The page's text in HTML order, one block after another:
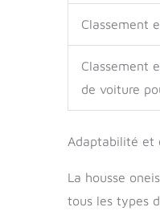
Classement
Classement
de voiture
Adaptabilité et
La housse
tous les types